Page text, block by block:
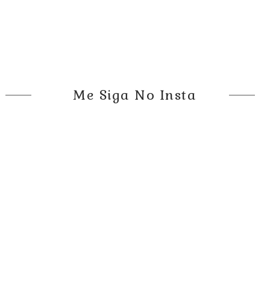
Me Siga No Insta